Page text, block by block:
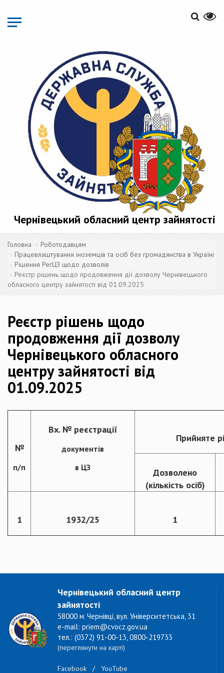
основного
матеріалу
Чернівецький обласний центр зайнятості
Головна
Роботодавцям
Працевлаштування іноземців та осіб без громадянства в Україні
Рішення РегЦЗ щодо дозволів
Реєстр рішень щодо продовження дії дозволу Чернівецького
обласного центру зайнятості від 01.09.2025
Реєстр рішень щодо
продовження дії дозволу
Чернівецького обласного
центру зайнятості від
01.09.2025
№
п/п
Вх. № реєстрації
документів
в ЦЗ
Прийняте
Дозволено
(кількість осіб)
1 1932/25 1
Чернівецький обласний центр
зайнятості
58000 м. Чернівці, вул. Університетська, 31
e-mail: priem@cvocz.gov.ua
тел.: (0372) 91-00-13, 0800-219733
(переглянути на карті)
Facebook / YouTube